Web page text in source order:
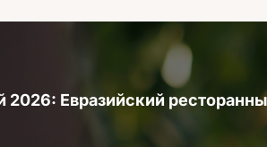
2026: Евразийский